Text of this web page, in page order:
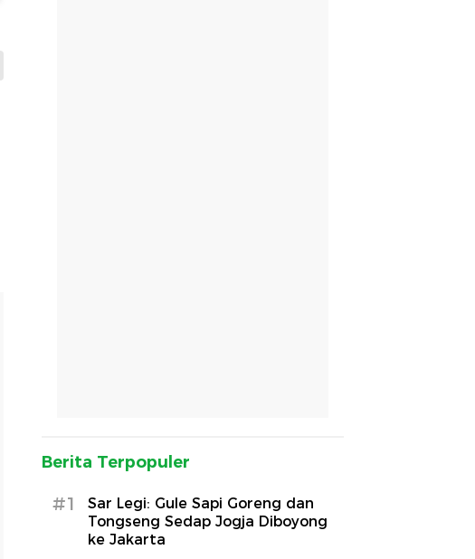
Berita Terpopuler
#1
Sar Legi: Gule Sapi Goreng dan
Tongseng Sedap Jogja Diboyong
ke Jakarta